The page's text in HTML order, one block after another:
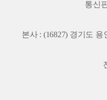
통신
본사 : (16827) 경기도